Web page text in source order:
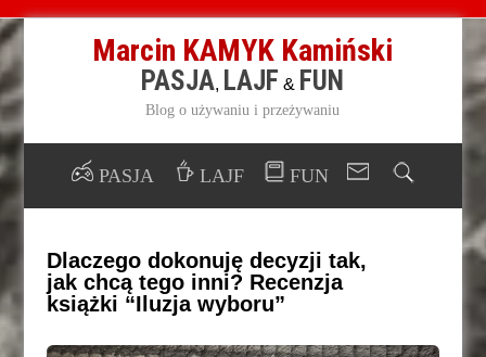
Marcin KAMYK Kamiński
PASJA, LAJF & FUN
Blog o używaniu i przeżywaniu
PASJA LAJF FUN
Dlaczego dokonuję decyzji tak,
jak chcą tego inni? Recenzja
książki “Iluzja wyboru”